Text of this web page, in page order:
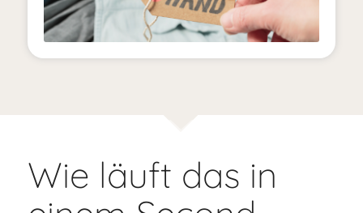
Wie läuft das in